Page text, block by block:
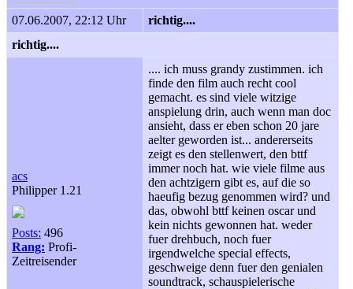
07.06.2007, 22:12 Uhr
richtig....
richtig....
acs
Philipper 1.21
Posts: 496
Rang: Profi-
Zeitreisender
.... ich muss grandy zustimmen. ich
finde den film auch recht cool
gemacht. es sind viele witzige
anspielung drin, auch wenn man doc
ansieht, dass er eben schon 20 jare
aelter geworden ist... andererseits
zeigt es den stellenwert, den bttf
immer noch hat. wie viele filme aus
den achtzigern gibt es, auf die so
haeufig bezug genommen wird? und
das, obwohl bttf keinen oscar und
kein nichts gewonnen hat. weder
fuer drehbuch, noch fuer
irgendwelche special effects,
geschweige denn fuer den genialen
soundtrack, schauspielerische